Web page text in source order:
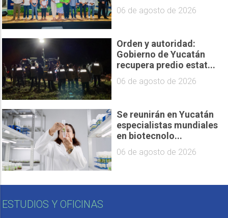
06 de agosto de 2026
Orden y autoridad:
Gobierno de Yucatán
recupera predio estat...
06 de agosto de 2026
Se reunirán en Yucatán
especialistas mundiales
en biotecnolo...
06 de agosto de 2026
ESTUDIOS Y OFICINAS